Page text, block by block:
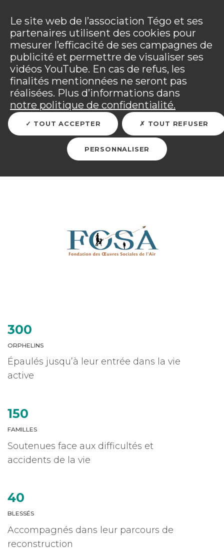
adhérents sinistrés et les personnels mobilisés.
Tous les détails dansvotre espace adhérent.
Vous êtes sur le site Tégo
RETOUR
Fondation des œuvres
Sociales de l’Air
300
ORPHELINS
Épaulés jusqu’à leur entrée dans la vie
active
150
FAMILLES
Soutenues face aux difficultés et
accidents de la vie
40
BLESSÉS
Accompagnés dans leur parcours de
reconstruction
Le site web de l’association Tégo et ses
partenaires utilisent des cookies pour
mesurer l’efficacité de ses campagnes de
publicité et permettre de visualiser ses
vidéos YouTube. En cas de refus, les
finalités mentionnées ne seront pas
réalisées. Plus d’informations dans
notre politique de confidentialité.
TOUT ACCEPTER TOUT REFUSER
PERSONNALISER